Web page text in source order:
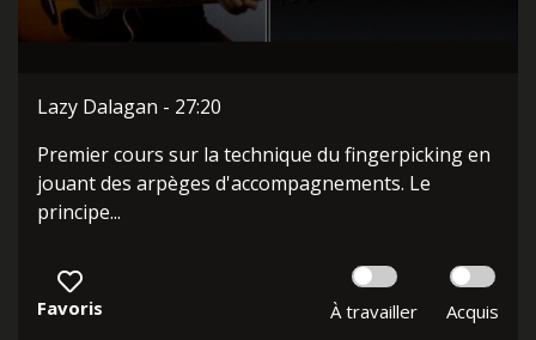
Lazy Dalagan - 27:20
Premier cours sur la technique du fingerpicking en
jouant des arpèges d'accompagnements. Le
principe...
Favoris À travailler Acquis